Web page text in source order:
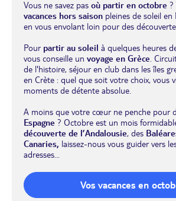
Vous ne savez pas où partir en octobre ?
vacances hors saison pleines de soleil
en vous envolant loin pour des
Pour partir au soleil à quelques heures
vous conseille un voyage en Grèce.
de l'histoire, séjour en club dans les îles
en Crète : quel que soit votre choix, vous
moments de détente absolue.
A moins que votre cœur ne penche pour
Espagne ? Octobre est un mois
découverte de l’Andalousie, des
Canaries, laissez-nous vous guider vers
adresses...
Vos vacances en